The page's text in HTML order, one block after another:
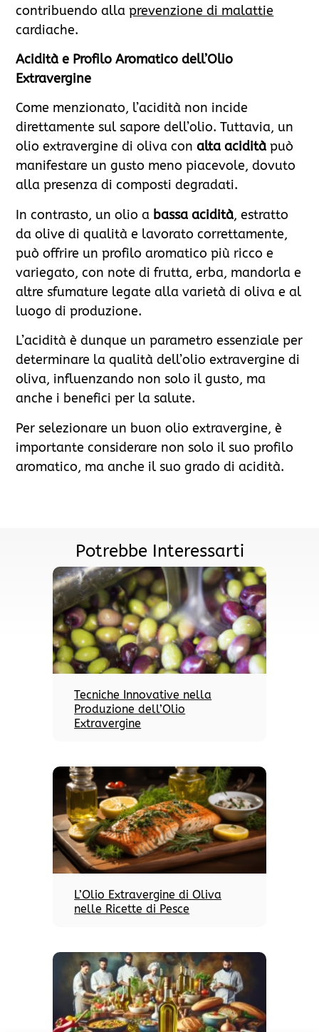
contribuendo allaprevenzione di malattie
cardiache.
Acidità e Profilo Aromatico dell’Olio
Extravergine
Come menzionato, l’acidità non incide
direttamente sul sapore dell’olio. Tuttavia, un
olio extravergine di oliva conalta acidità può
manifestare un gusto meno piacevole, dovuto
alla presenza di composti degradati.
In contrasto, un olio a bassa acidità, estratto
da olive di qualità e lavorato correttamente,
può offrire un profilo aromatico più ricco e
variegato, con note di frutta, erba, mandorla e
altre sfumature legate alla varietà di oliva e al
luogo di produzione.
L’acidità è dunque un parametro essenziale per
determinare la qualità dell’olio extravergine di
oliva, influenzando non solo il gusto, ma
anche i benefici per la salute.
Per selezionare un buon olio extravergine, è
importante considerare non solo il suo profilo
aromatico, ma anche il suo grado di acidità.
Potrebbe Interessarti
Tecniche Innovative nella
Produzione dell’Olio
Extravergine
L’Olio Extravergine di Oliva
nelle Ricette di Pesce